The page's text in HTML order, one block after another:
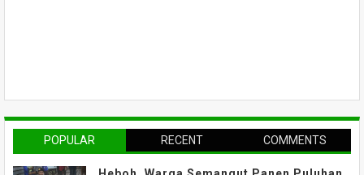
POPULAR RECENT COMMENTS